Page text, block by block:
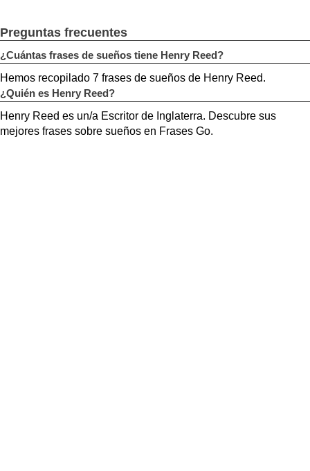
Preguntas frecuentes
¿Cuántas frases de sueños tiene Henry Reed?
Hemos recopilado 7 frases de sueños de Henry Reed.
¿Quién es Henry Reed?
Henry Reed es un/a Escritor de Inglaterra. Descubre sus
mejores frases sobre sueños en Frases Go.